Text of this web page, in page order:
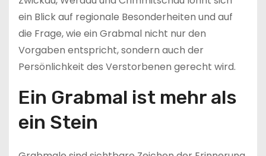
ein Blick auf regionale Besonderheiten und auf
die Frage, wie ein Grabmal nicht nur den
Vorgaben entspricht, sondern auch der
Persönlichkeit des Verstorbenen gerecht wird.
Ein Grabmal ist mehr als
ein Stein